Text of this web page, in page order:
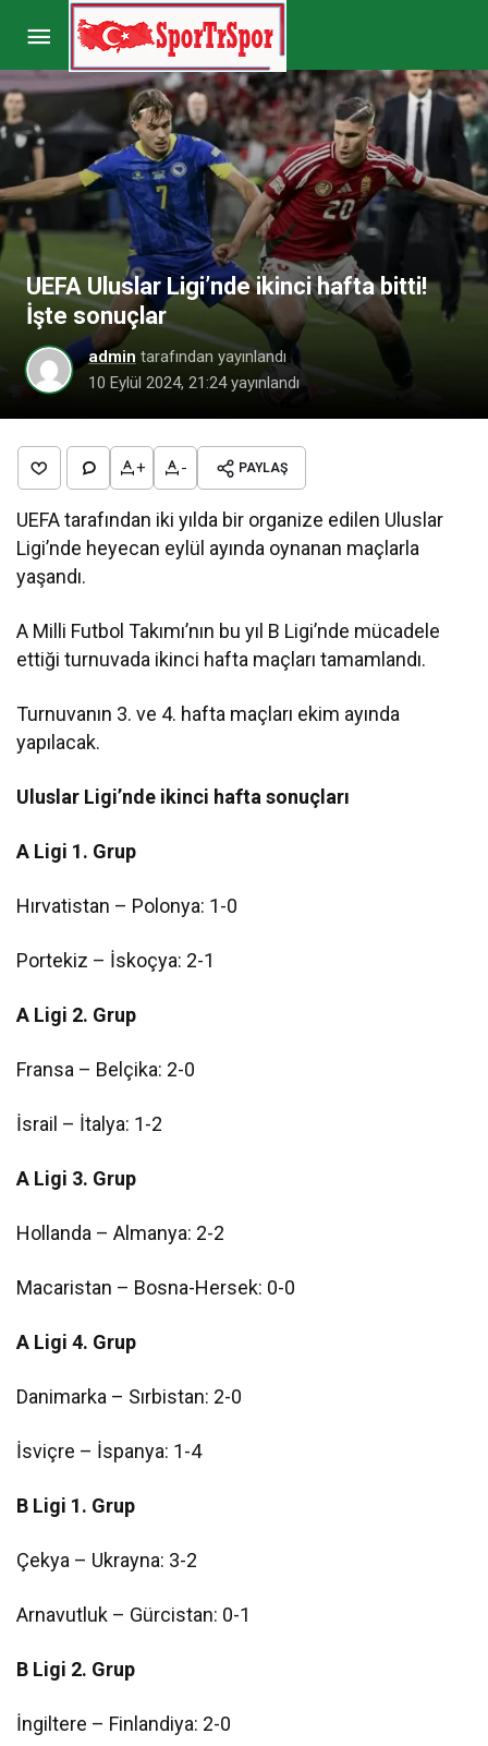
UEFA Uluslar Ligi’nde ikinci hafta bitti!
İşte sonuçlar
admin tarafından yayınlandı
10 Eylül 2024, 21:24yayınlandı
+ - PAYLAŞ
UEFA tarafından iki yılda bir organize edilen Uluslar
Ligi’nde heyecan eylül ayında oynanan maçlarla
yaşandı.
A Milli Futbol Takımı’nın bu yıl B Ligi’nde mücadele
ettiği turnuvada ikinci hafta maçları tamamlandı.
Turnuvanın 3. ve 4. hafta maçları ekim ayında
yapılacak.
Uluslar Ligi’nde ikinci hafta sonuçları
A Ligi 1. Grup
Hırvatistan – Polonya: 1-0
Portekiz – İskoçya: 2-1
A Ligi 2. Grup
Fransa – Belçika: 2-0
İsrail – İtalya: 1-2
A Ligi 3. Grup
Hollanda – Almanya: 2-2
Macaristan – Bosna-Hersek: 0-0
A Ligi 4. Grup
Danimarka – Sırbistan: 2-0
İsviçre – İspanya: 1-4
B Ligi 1. Grup
Çekya – Ukrayna: 3-2
Arnavutluk – Gürcistan: 0-1
B Ligi 2. Grup
İngiltere – Finlandiya: 2-0
Transfer | Maksut Taşkıran Elazığspor’da
Yorum Yap Paylaş